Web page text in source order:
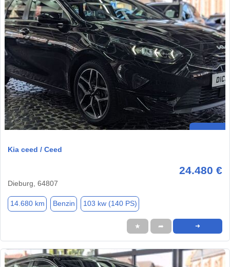
Kia ceed / Ceed
24.480 €
Dieburg, 64807
14.680 km Benzin 103 kw (140 PS)
★ ➦ ➜